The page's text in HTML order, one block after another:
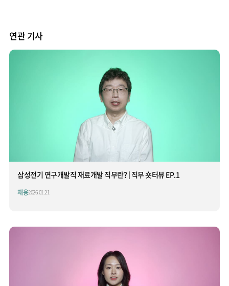
연관 기사
삼성전기 연구개발직 재료개발 직무란? | 직무 숏터뷰 EP.1
채용2026.01.21